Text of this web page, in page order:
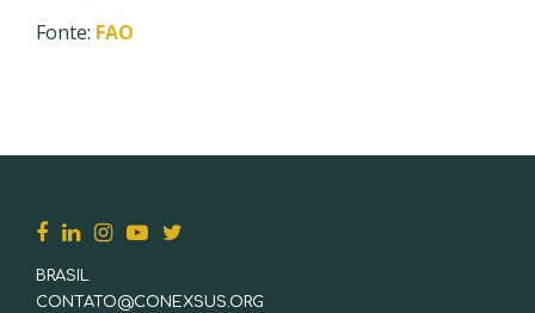
Fonte: FAO
BRASIL
CONTATO@CONEXSUS.ORG